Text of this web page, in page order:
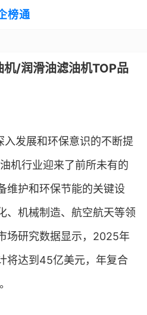
榜通
/润滑油滤油机TOP品
入发展和环保意识的不断提
机行业迎来了前所未有的
维护和环保节能的关键设
、机械制造、航空航天等领
场研究数据显示，2025年
将达到45亿美元，年复合